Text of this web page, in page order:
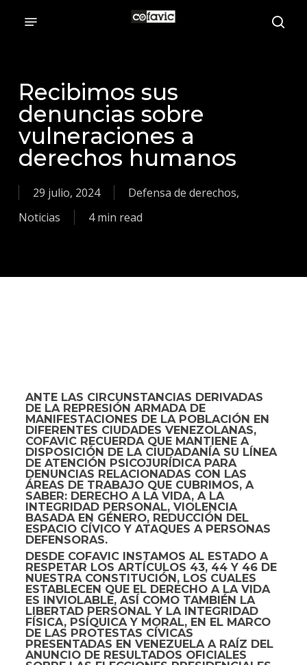
content
Recibimos sus
denuncias sobre
vulneraciones a
derechos humanos
29 julio, 2024 Defensa de derechos,
Noticias
4 min read
ANTE LAS CIRCUNSTANCIAS DERIVADAS
DE LA REPRESIÓN ARMADA DE
MANIFESTACIONES DE LA POBLACIÓN EN
DIFERENTES CIUDADES VENEZOLANAS,
COFAVIC RECUERDA QUE MANTIENE A
DISPOSICIÓN DE LA CIUDADANÍA SU LÍNEA
DE ATENCIÓN PSICOJURÍDICA PARA
DENUNCIAS RELACIONADAS CON LAS
ÁREAS DE TRABAJO QUE CUBRIMOS, A
SABER: DERECHO A LA VIDA, A LA
INTEGRIDAD PERSONAL, VIOLENCIA
BASADA EN GÉNERO, REDUCCIÓN DEL
ESPACIO CÍVICO Y ATAQUES A PERSONAS
DEFENSORAS.
DESDE COFAVIC INSTAMOS AL ESTADO A
RESPETAR LOS ARTÍCULOS 43, 44 Y 46 DE
NUESTRA CONSTITUCIÓN, LOS CUALES
ESTABLECEN QUE EL DERECHO A LA VIDA
ES INVIOLABLE, ASÍ COMO TAMBIÉN LA
LIBERTAD PERSONAL Y LA INTEGRIDAD
FÍSICA, PSÍQUICA Y MORAL, EN EL MARCO
DE LAS PROTESTAS CÍVICAS
PRESENTADAS EN VENEZUELA A RAÍZ DEL
ANUNCIO DE RESULTADOS OFICIALES